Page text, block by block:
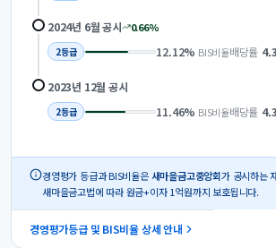
2024년 6월공시 0.66%
2등급 12.12% BIS비율배당률
2023년 12월 공시
2등급 11.46% BIS비율배당률
경영평가 등급과 BIS비율은 새마을금고중앙회가 공시하는
새마을금고법에 따라 원금+이자 1억원까지 보호됩니다.
경영평가등급 및 BIS비율 상세 안내